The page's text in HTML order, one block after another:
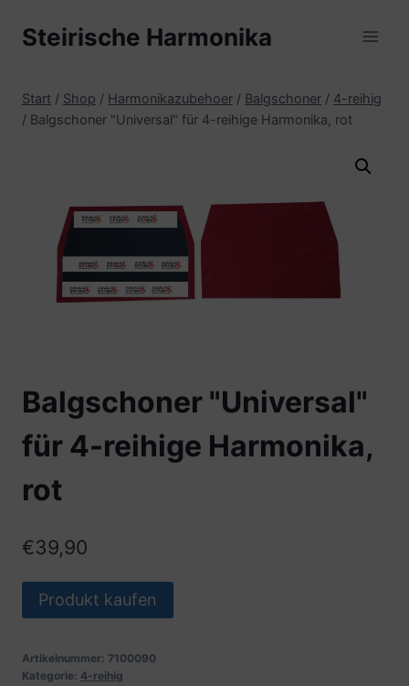
InhaltSteirische Harmonika
Start / Shop / Harmonikazubehoer / Balgschoner / 4-reihig
/ Balgschoner "Universal" für 4-reihige Harmonika, rot
Balgschoner "Universal"
für 4-reihige Harmonika,
rot
€39,90
Produkt kaufen
Artikelnummer: 7100090
Kategorie: 4-reihig